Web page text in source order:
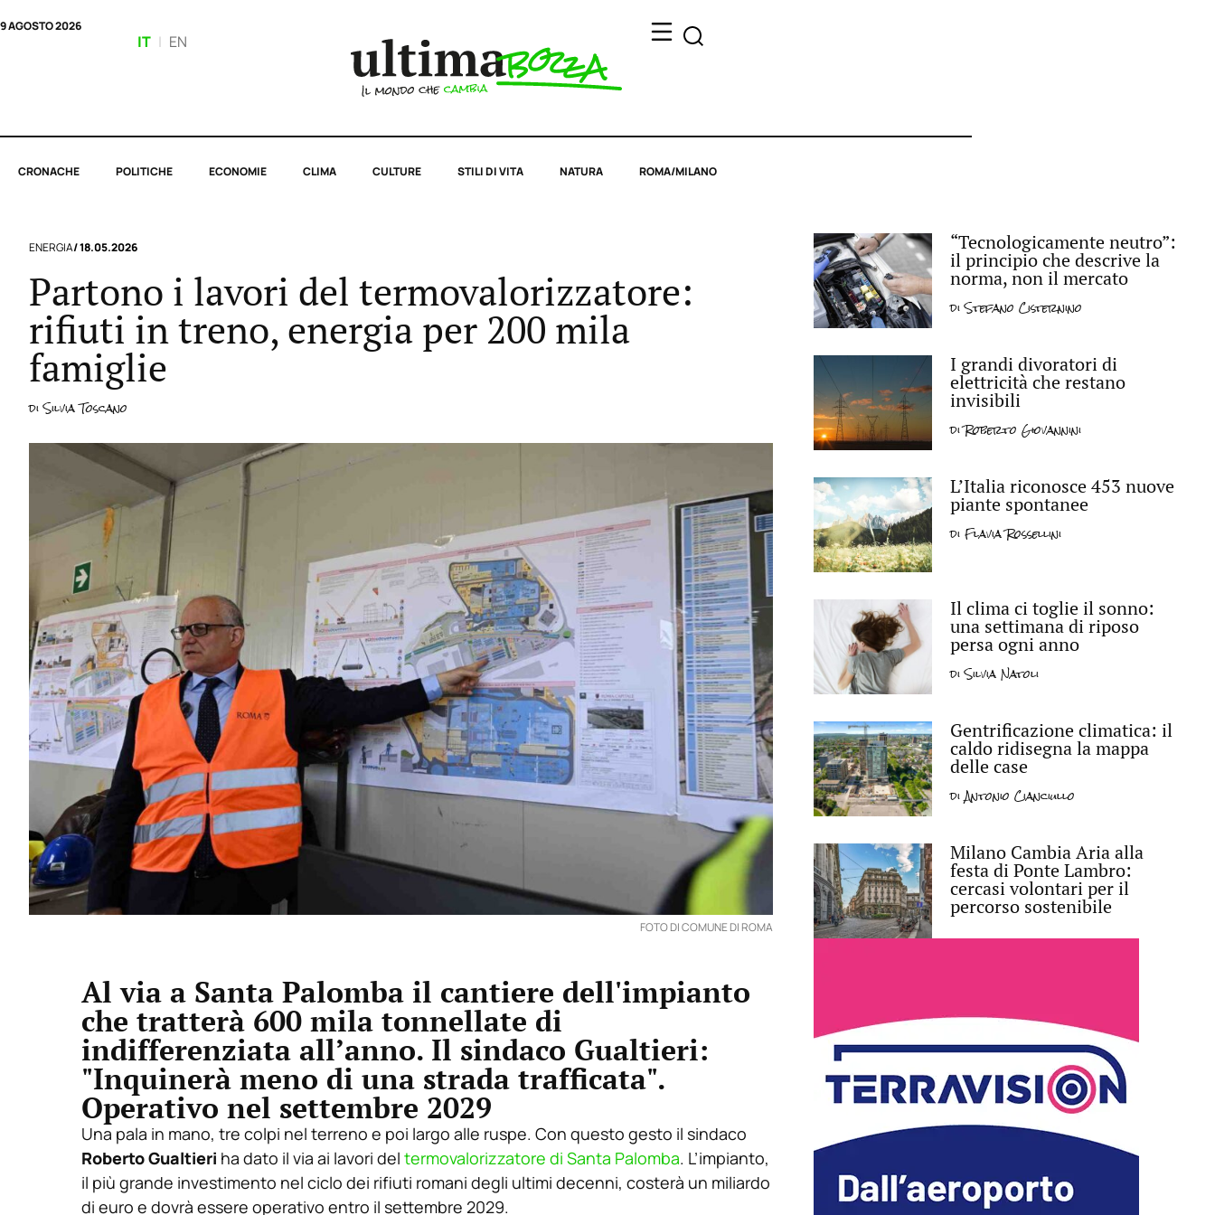
9 AGOSTO 2026
IT | EN
CRONACHE POLITICHE ECONOMIE CLIMA CULTURE STILI DI VITA NATURA ROMA/MILANO
ENERGIA/ 18.05.2026
Partono i lavori del termovalorizzatore:
rifiuti in treno, energia per 200 mila
famiglie
diSilvia Toscano
FOTO DI COMUNE DI ROMA
Al via a Santa Palomba il cantiere dell'impianto
che tratterà 600 mila tonnellate di
indifferenziata all’anno. Il sindaco Gualtieri:
"Inquinerà meno di una strada trafficata".
Operativo nel settembre 2029
Una pala in mano, tre colpi nel terreno e poi largo alle ruspe. Con questo gesto il sindaco
Roberto Gualtieri ha dato il via ai lavori del termovalorizzatore di Santa Palomba. L’impianto,
il più grande investimento nel ciclo dei rifiuti romani degli ultimi decenni, costerà un miliardo
di euro e dovrà essere operativo entro il settembre 2029.
“Tecnologicamente neutro”:
il principio che descrive la
norma, non il mercato
diStefano Cisternino
I grandi divoratori di
elettricità che restano
invisibili
diRoberto Giovannini
L’Italia riconosce 453 nuove
piante spontanee
diFlavia Rossellini
Il clima ci toglie il sonno:
una settimana di riposo
persa ogni anno
diSilvia Natoli
Gentrificazione climatica: il
caldo ridisegna la mappa
delle case
diAntonio Cianciullo
Milano Cambia Aria alla
festa di Ponte Lambro:
cercasi volontari per il
percorso sostenibile